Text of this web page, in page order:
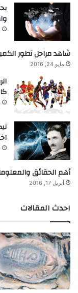
شاهد مراحل تطور
مايو 24, 2016
أهم الحقائق
أبريل 17, 2016
احدث المقالات